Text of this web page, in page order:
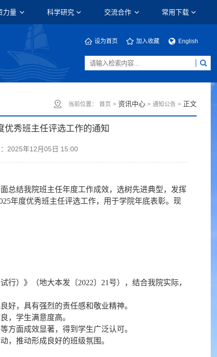
力量 科学研究 交流合作 常用下载
设为首页 加入收藏 English
当前位置： 首页 >资讯中心 > 通知公告 >正文
优秀班主任评选工作的通知
：2025年12月05日 15:00
总结我院班主任年度工作成效，选树先进典型，发挥
年度优秀班主任评选工作，用于学院年底表彰。现
）》（地大本发〔2022〕21号），结合我院实际，
好，具有强烈的责任感和敬业精神。
，学生满意度高。
方面成效显著，得到学生广泛认可。
，推动形成良好的班级氛围。